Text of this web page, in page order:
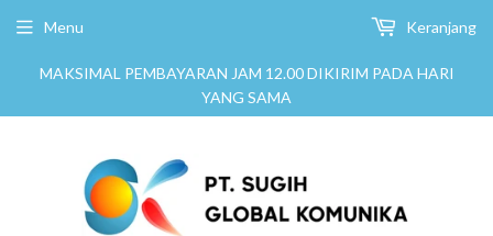
MAKSIMAL PEMBAYARAN JAM 12.00 DIKIRIM PADA HARI
YANG SAMA
Menu Keranjang